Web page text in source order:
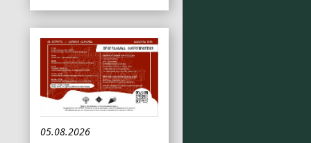
05.08.2026